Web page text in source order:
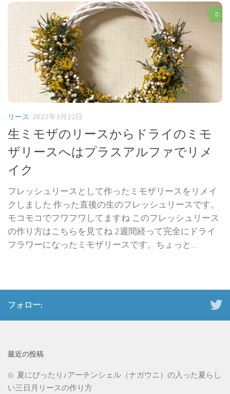
0
リース 2022年3月22日
生ミモザのリースからドライのミモ
ザリースへはプラスアルファでリメ
イク
フレッシュリースとして作ったミモザリースをリメイ
クしました 作った直後の生のフレッシュリースです。
モコモコでフワフワしてますね このフレッシュリース
の作り方はこちらを見てね 2週間経って完全にドライ
フラワーになったミモザリースです。ちょっと...
フォロー:
最近の投稿
夏にぴったり♪アーチンシェル（ナガウニ）の入った夏らし
い三日月リースの作り方